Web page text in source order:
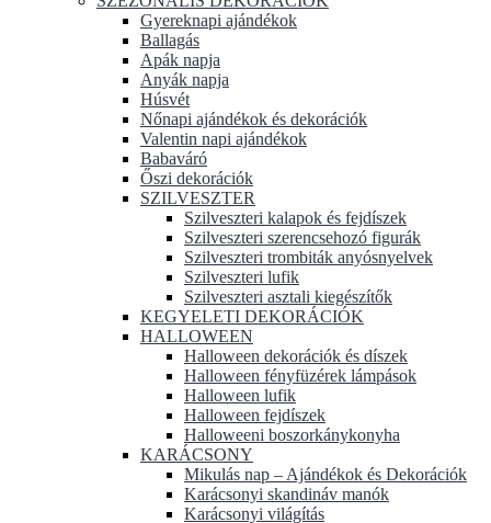
Gyereknapi ajándékok
Ballagás
Apák napja
Anyák napja
Húsvét
Nőnapi ajándékok és dekorációk
Valentin napi ajándékok
Babaváró
Őszi dekorációk
SZILVESZTER
Szilveszteri kalapok és fejdíszek
Szilveszteri szerencsehozó figurák
Szilveszteri trombiták anyósnyelvek
Szilveszteri lufik
Szilveszteri asztali kiegészítők
KEGYELETI DEKORÁCIÓK
HALLOWEEN
Halloween dekorációk és díszek
Halloween fényfüzérek lámpások
Halloween lufik
Halloween fejdíszek
Halloweeni boszorkánykonyha
KARÁCSONY
Mikulás nap – Ajándékok és Dekorációk
Karácsonyi skandináv manók
Karácsonyi világítás